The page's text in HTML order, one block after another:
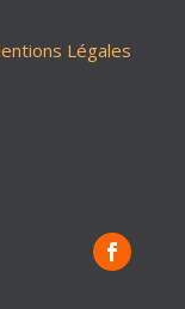
Légales